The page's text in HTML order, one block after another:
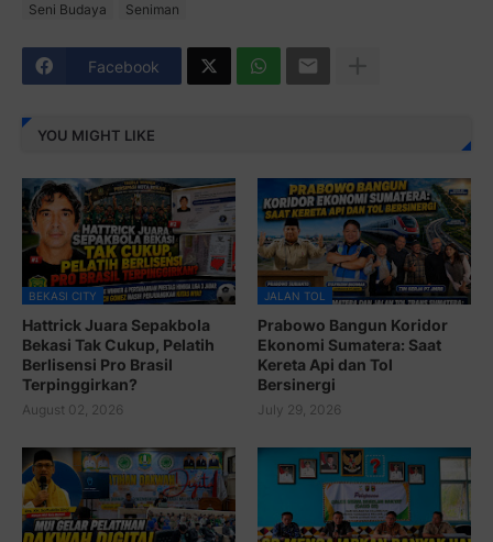
Seni Budaya
Seniman
Facebook
YOU MIGHT LIKE
BEKASI CITY
Hattrick Juara Sepakbola
Bekasi Tak Cukup, Pelatih
Berlisensi Pro Brasil
Terpinggirkan?
August 02, 2026
JALAN TOL
Prabowo Bangun Koridor
Ekonomi Sumatera: Saat
Kereta Api dan Tol
Bersinergi
July 29, 2026